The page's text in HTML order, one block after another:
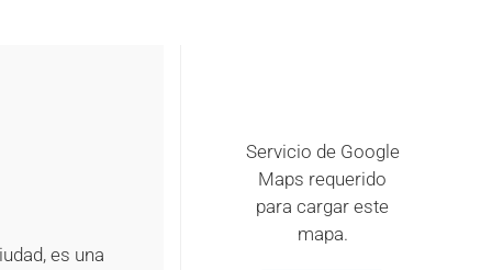
es una
Servicio de Google
Maps requerido
para cargar este
mapa.